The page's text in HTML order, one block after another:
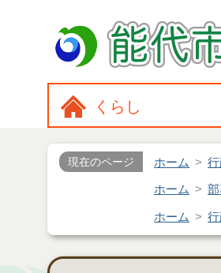
くらし
現在のページ ホーム
ホーム
ホーム